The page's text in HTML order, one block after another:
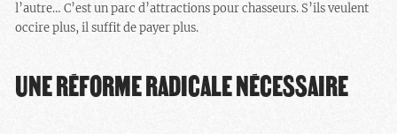
l’autre… C’est un parc d’attractions pour chasseurs. S’ils veulent
occire plus, il suffit de payer plus.
UNE RÉFORME RADICALE NÉCESSAIRE